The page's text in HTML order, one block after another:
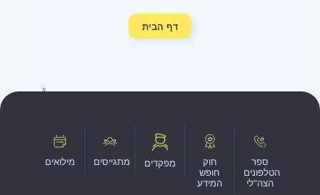
דף הבית
מילואים מתגייסים מפקדים
חוק
חופש
המידע
ספר
הטלפונים
הצה"לי